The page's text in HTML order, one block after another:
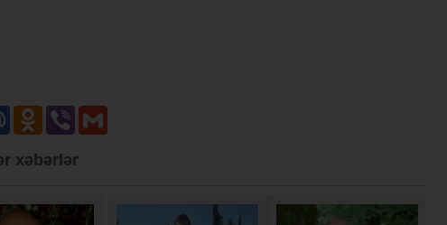
Mail.Ru Odnoklassniki
Viber
xəbərlər